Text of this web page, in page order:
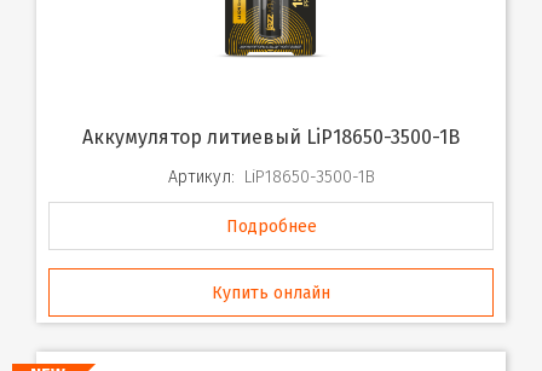
Аккумулятор литиевый LiP18650-3500-1B
Артикул: LiP18650-3500-1B
Подробнее
Купить онлайн